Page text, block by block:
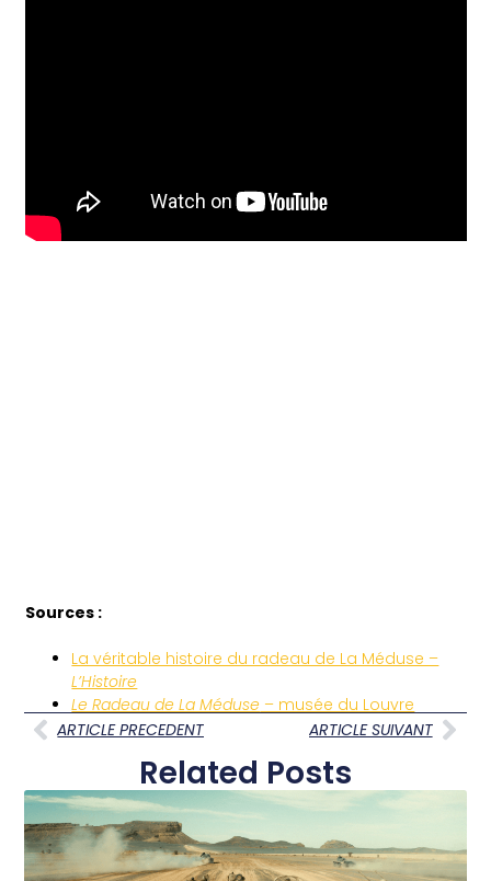
Sources :
La véritable histoire du radeau de La Méduse –
L’Histoire
Le Radeau de La Méduse – musée du Louvre
ARTICLE PRECEDENT
ARTICLE SUIVANT
Related Posts